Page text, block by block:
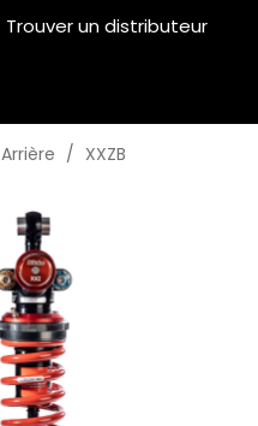
Trouver un distributeur
Arrière XXZB